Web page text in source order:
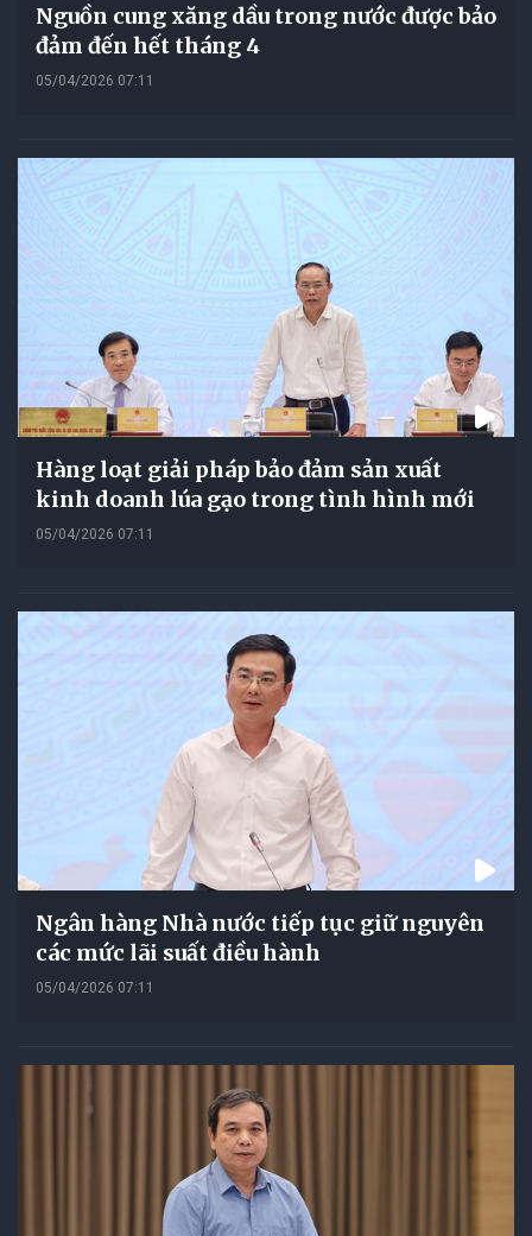
Nguồn cung xăng dầu trong nước được bảo
đảm đến hết tháng 4
05/04/2026 07:11
Hàng loạt giải pháp bảo đảm sản xuất
kinh doanh lúa gạo trong tình hình mới
05/04/2026 07:11
Ngân hàng Nhà nước tiếp tục giữ nguyên
các mức lãi suất điều hành
05/04/2026 07:11